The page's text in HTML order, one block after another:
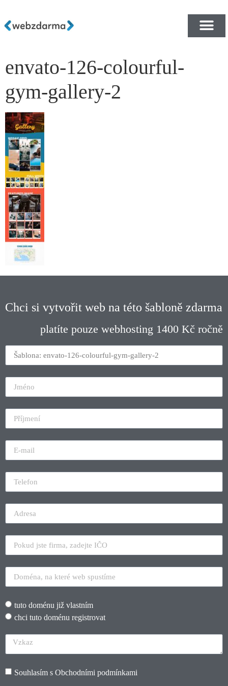
envato-126-colourful-
gym-gallery-2
Chci si vytvořit web na této šabloně zdarma
platíte pouze webhosting 1400 Kč ročně
tuto doménu již vlastním
chci tuto doménu registrovat
Souhlasím s Obchodními podmínkami